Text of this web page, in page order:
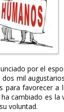
por el
mil
para favorecer a
cambiado es la
voluntad.